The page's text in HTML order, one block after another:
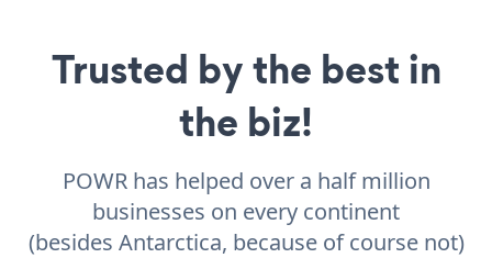
Trusted by the best in
the biz!
POWR has helped over a half million
businesses on every continent
(besides Antarctica, because of course not)